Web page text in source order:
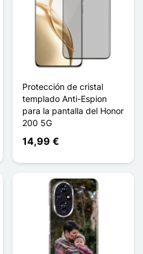
Protección de cristal
templado Anti-Espion
para la pantalla del Honor
200 5G
14,99 €